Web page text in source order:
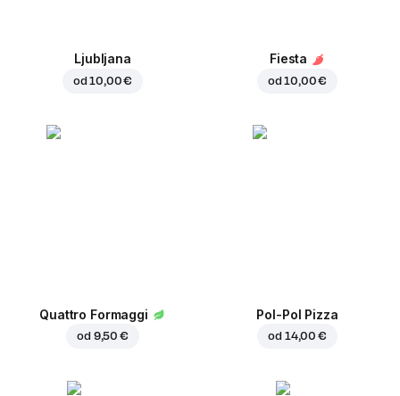
Ljubljana
od10,00 €
Fiesta
od10,00 €
Quattro Formaggi
od 9,50 €
Pol-Pol Pizza
od 14,00 €